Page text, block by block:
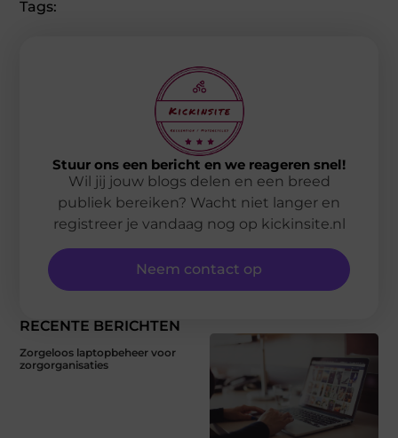
Tags:
RECENTE BERICHTEN
Zorgeloos laptopbeheer voor
zorgorganisaties
Stuur ons een bericht en we reageren snel!
Wil jij jouw blogs delen en een breed
publiek bereiken? Wacht niet langer en
registreer je vandaag nog op kickinsite.nl
Neem contact op